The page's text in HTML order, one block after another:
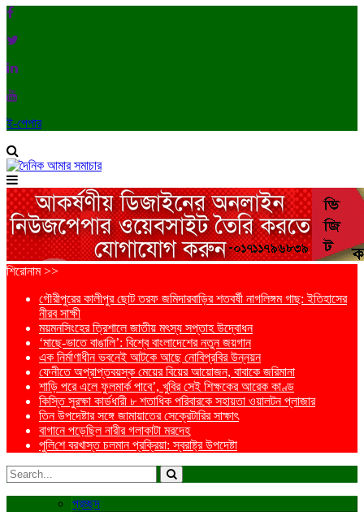
ই-পেপার
শিরোনাম >>
গৌরীপুরের কালীপুর ছোট তরফ জমিদারবাড়ির শতবর্ষী নাগলিঙ্গম গাছ: ইতিহাসের
নীরব সাক্ষী
ময়মনসিংহের ত্রিশালে জাতীয় মৎস্য সপ্তাহ উদ্বোধন
‘মাছে-ভাতে বাঙালি’: বিশ্বে বাংলাদেশের নতুন জয়গান
এক নির্মাণাধীন ভবনেই আটকে আছে নোবিপ্রবির উন্নয়ন
ফেনীতে অপ্রাপ্তবয়স্ক মেয়ের বিয়ের আয়োজন, বাবাকে জরিমানা
শাড়ি পরে এলে ফুলমার্ক পাবে’, খুবির সেই শিক্ষকের আরেক কাণ্ড
কিস্তি সুরক্ষা কার্ডধারী ৮ শতাধিক পরিবারকে সহায়তা ওয়ালটন প্লাজার
তিন উপদেষ্টার সঙ্গে জামায়াতের সেক্রেটারির সাক্ষাৎ
বাগানে পড়েছিল নারীর গলাকাটা মরদেহ
পু‌লি‌শে বরখাস্ত চলমান প্রক্রিয়া: স্বরাষ্ট্র উপদেষ্টা
প্রচ্ছদ